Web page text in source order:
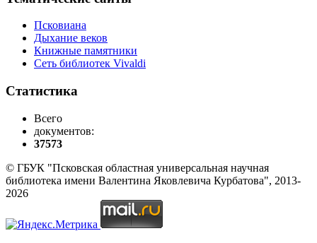
Псковиана
Дыхание веков
Книжные памятники
Сеть библиотек Vivaldi
Статистика
Всего
документов:
37573
© ГБУК "Псковская областная универсальная научная
библиотека имени Валентина Яковлевича Курбатова", 2013-
2026